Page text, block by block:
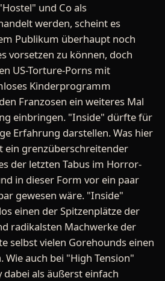
und Co als
werden, scheint es
Publikum überhaupt noch
vorsetzen zu können, doch
US-Torture-Porns mit
Kinderprogramm
Franzosen ein weiteres Mal
einbringen. "Inside" dürfte für
Erfahrung darstellen. Was hier
ein grenzüberschreitender
der letzten Tabus im Horror-
in dieser Form vor ein paar
gewesen wäre. "Inside"
einen der Spitzenplätze der
radikalsten Machwerke der
selbst vielen Gorehounds einen
Wie auch bei "High Tension"
als äußerst einfach